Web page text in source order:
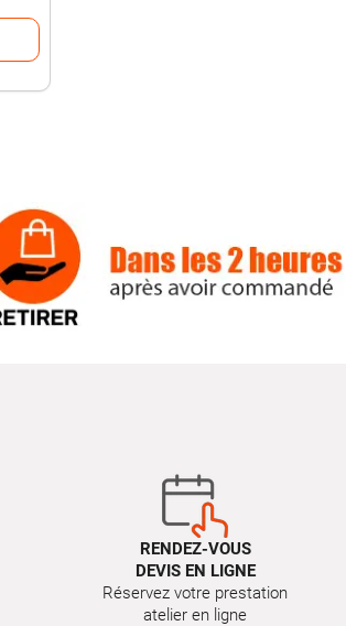
RENDEZ-VOUS
DEVIS EN LIGNE
Réservez votre prestation
atelier en ligne